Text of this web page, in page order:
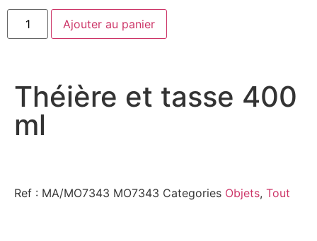
Ajouter au panier
Théière et tasse 400
ml
Ref : MA/MO7343 MO7343 Categories Objets, Tout